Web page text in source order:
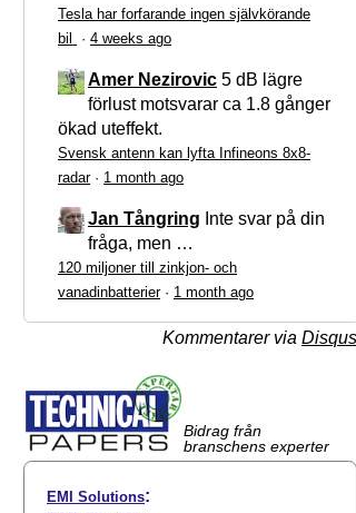
Tesla har forfarande ingen självkörande
bil
· 4 weeks ago
Amer Nezirovic 5 dB lägre
förlust motsvarar ca 1.8 gånger
ökad uteffekt.
Svensk antenn kan lyfta Infineons 8x8-
radar· 1 month ago
Jan Tångring Inte svar på din
fråga, men …
120 miljoner till zinkjon- och
vanadinbatterier· 1 month ago
Kommentarer via Disqus
Bidrag från
branschens experter
EMI Solutions: